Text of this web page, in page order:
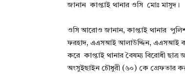
জানান কাপ্তাই থানার ওসি মোঃ মাসুদ।
ওসি আরোও জানান, কাপ্তাই থানার
ফরহাদ, এএসআই আলাউদ্দিন, এএসআই
করে কাপ্তাই থানার বৈষম্য বিরোধী
অংসুইছাইন চৌধুরী (৬০) কে গ্রেফতার